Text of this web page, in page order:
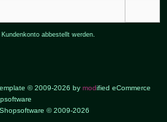
abbestellt werden.
© 2009-2026 by modified eCommerce
© 2009-2026